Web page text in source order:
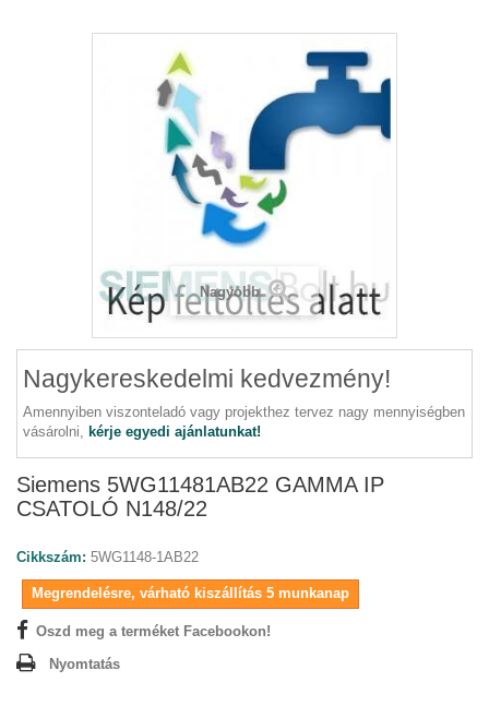
Nagyobb
Nagykereskedelmi kedvezmény!
Amennyiben viszonteladó vagy projekthez tervez nagy mennyiségben
vásárolni, kérje egyedi ajánlatunkat!
Siemens 5WG11481AB22 GAMMA IP
CSATOLÓ N148/22
Cikkszám: 5WG1148-1AB22
Megrendelésre, várható kiszállítás 5 munkanap
Oszd meg a terméket Facebookon!
Nyomtatás